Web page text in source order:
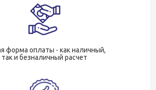
форма оплаты - как наличный,
так и безналичный расчет